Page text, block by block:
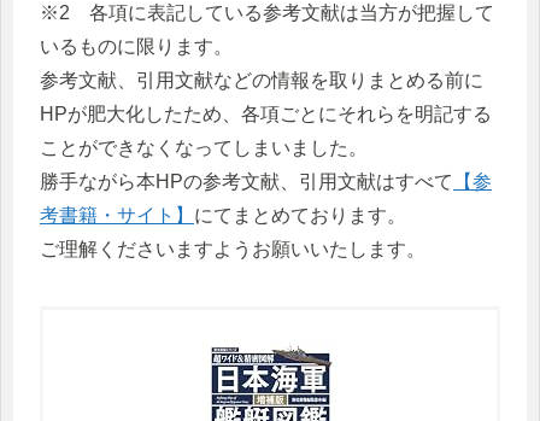
※2 各項に表記している参考文献は当方が把握して
いるものに限ります。
参考文献、引用文献などの情報を取りまとめる前に
HPが肥大化したため、各項ごとにそれらを明記する
ことができなくなってしまいました。
勝手ながら本HPの参考文献、引用文献はすべて
【参
考書籍・サイト】 にてまとめております。
ご理解くださいますようお願いいたします。